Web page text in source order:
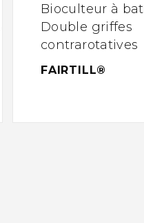
Bioculteur à
Double griffes
contrarotatives
FAIRTILL®